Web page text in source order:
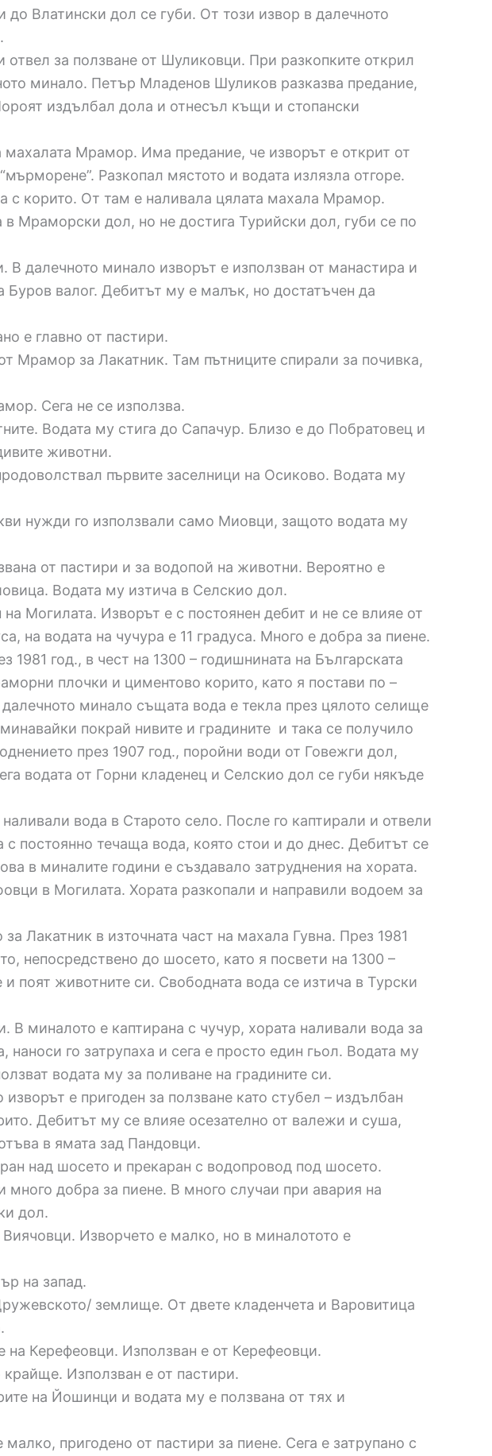
Влатински дол се губи. От този извор в далечното
за ползване от Шуликовци. При разкопките открил
минало. Петър Младенов Шуликов разказва предание,
издълбал дола и отнесъл къщи и стопански
Мрамор. Има предание, че изворът е открит от
Разкопал мястото и водата излязла отгоре.
с корито. От там е наливала цялата махала Мрамор.
в Мраморски дол, но не достига Турийски дол, губи се по
далечното минало изворът е използван от манастира и
Буров валог. Дебитът му е малък, но достатъчен да
е главно от пастири.
Мрамор за Лакатник. Там пътниците спирали за почивка,
Сега не се използва.
Водата му стига до Сапачур. Близо е до Побратовец и
животни.
първите заселници на Осиково. Водата му
нужди го използвали само Миовци, защото водата му
от пастири и за водопой на животни. Вероятно е
Водата му изтича в Селскио дол.
Могилата. Изворът е с постоянен дебит и не се влияе от
на водата на чучура е 11 градуса. Много е добра за пиене.
год., в чест на 1300 – годишнината на Българската
плочки и циментово корито, като я постави по –
минало същата вода е текла през цялото селище
покрай нивите и градините и така се получило
през 1907 год., поройни води от Говежги дол,
водата от Горни кладенец и Селскио дол се губи някъде
вода в Старото село. После го каптирали и отвели
постоянно течаща вода, която стои и до днес. Дебитът се
в миналите години е създавало затруднения на хората.
в Могилата. Хората разкопали и направили водоем за
Лакатник в източната част на махала Гувна. През 1981
непосредствено до шосето, като я посвети на 1300 –
поят животните си. Свободната вода се изтича в Турски
миналото е каптирана с чучур, хората наливали вода за
го затрупаха и сега е просто един гьол. Водата му
водата му за поливане на градините си.
е пригоден за ползване като стубел – издълбан
Дебитът му се влияе осезателно от валежи и суша,
в ямата зад Пандовци.
над шосето и прекаран с водопровод под шосето.
добра за пиене. В много случаи при авария на
дол.
Изворчето е малко, но в миналотото е
на запад.
землище. От двете кладенчета и Варовитица
Керефеовци. Използван е от Керефеовци.
Използван е от пастири.
на Йошинци и водата му е ползвана от тях и
пригодено от пастири за пиене. Сега е затрупано с